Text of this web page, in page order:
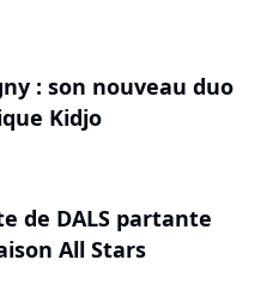
: son nouveau duo
Kidjo
de DALS partante
All Stars